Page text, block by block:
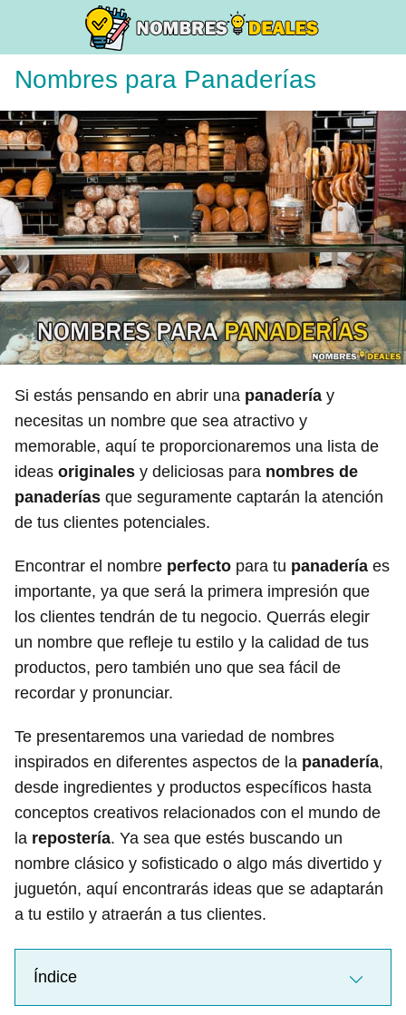
Nombres para Panaderías
Si estás pensando en abrir una panadería y
necesitas un nombre que sea atractivo y
memorable, aquí te proporcionaremos una lista de
ideas originales y deliciosas para nombres de
panaderías que seguramente captarán la atención
de tus clientes potenciales.
Encontrar el nombre perfecto para tu panadería es
importante, ya que será la primera impresión que
los clientes tendrán de tu negocio. Querrás elegir
un nombre que refleje tu estilo y la calidad de tus
productos, pero también uno que sea fácil de
recordar y pronunciar.
Te presentaremos una variedad de nombres
inspirados en diferentes aspectos de la panadería,
desde ingredientes y productos específicos hasta
conceptos creativos relacionados con el mundo de
la repostería. Ya sea que estés buscando un
nombre clásico y sofisticado o algo más divertido y
juguetón, aquí encontrarás ideas que se adaptarán
a tu estilo y atraerán a tus clientes.
Índice